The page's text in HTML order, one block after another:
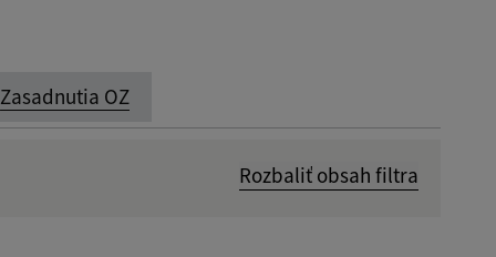
Zasadnutia OZ
Rozbaliť obsah filtra